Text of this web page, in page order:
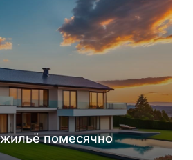
помесячно